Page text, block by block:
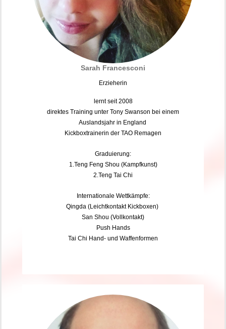
Sarah Francesconi
Erzieherin
lernt seit 2008
direktes Training unter Tony Swanson bei einem
Auslandsjahr in England
Kickboxtrainerin der TAO Remagen
Graduierung:
​1.Teng Feng Shou (Kampfkunst)
2.Teng Tai Chi
Internationale Wettkämpfe:
Qingda (Leichtkontakt Kickboxen)
San Shou (Vollkontakt)
Push Hands
Tai Chi Hand- und Waffenformen